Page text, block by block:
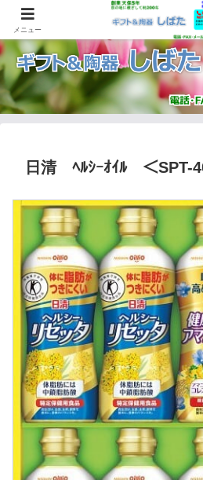
日清 ﾍﾙｼｰｵｲﾙ ＜SPT-
メニュー